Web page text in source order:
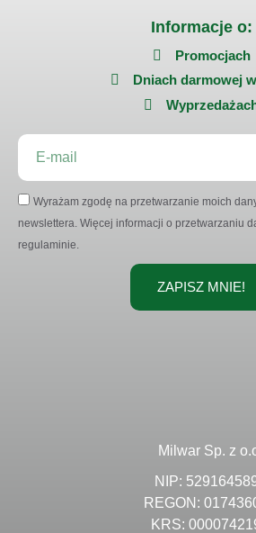
Informacje o:
Promocjach
Dniach darmowej
Wyrażam zgodę na przetwarzanie moich
newslettera. Więcej informacji o przetwarzaniu
regulaminie.
ZAPISZ MNIE!
Milwar Sp. z
NIP:
REGON:
KRS: